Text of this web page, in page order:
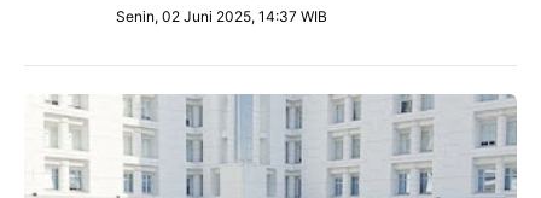
Senin, 02 Juni 2025, 14:37 WIB